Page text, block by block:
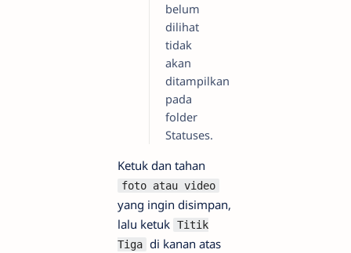
belum
dilihat
tidak
akan
ditampilkan
pada
folder
Statuses.
Ketuk dan tahan
foto atau video
yang ingin disimpan,
lalu ketuk Titik
Tiga di kanan atas